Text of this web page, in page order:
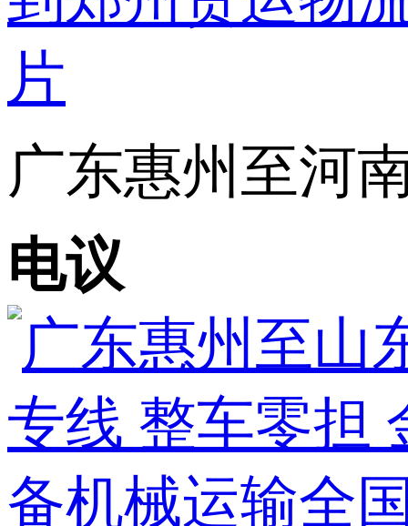
广东惠州至河
电议